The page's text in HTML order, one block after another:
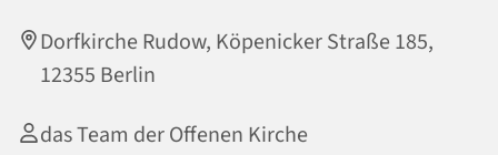
Dorfkirche Rudow, Köpenicker Straße 185,
12355 Berlin
das Team der Offenen Kirche